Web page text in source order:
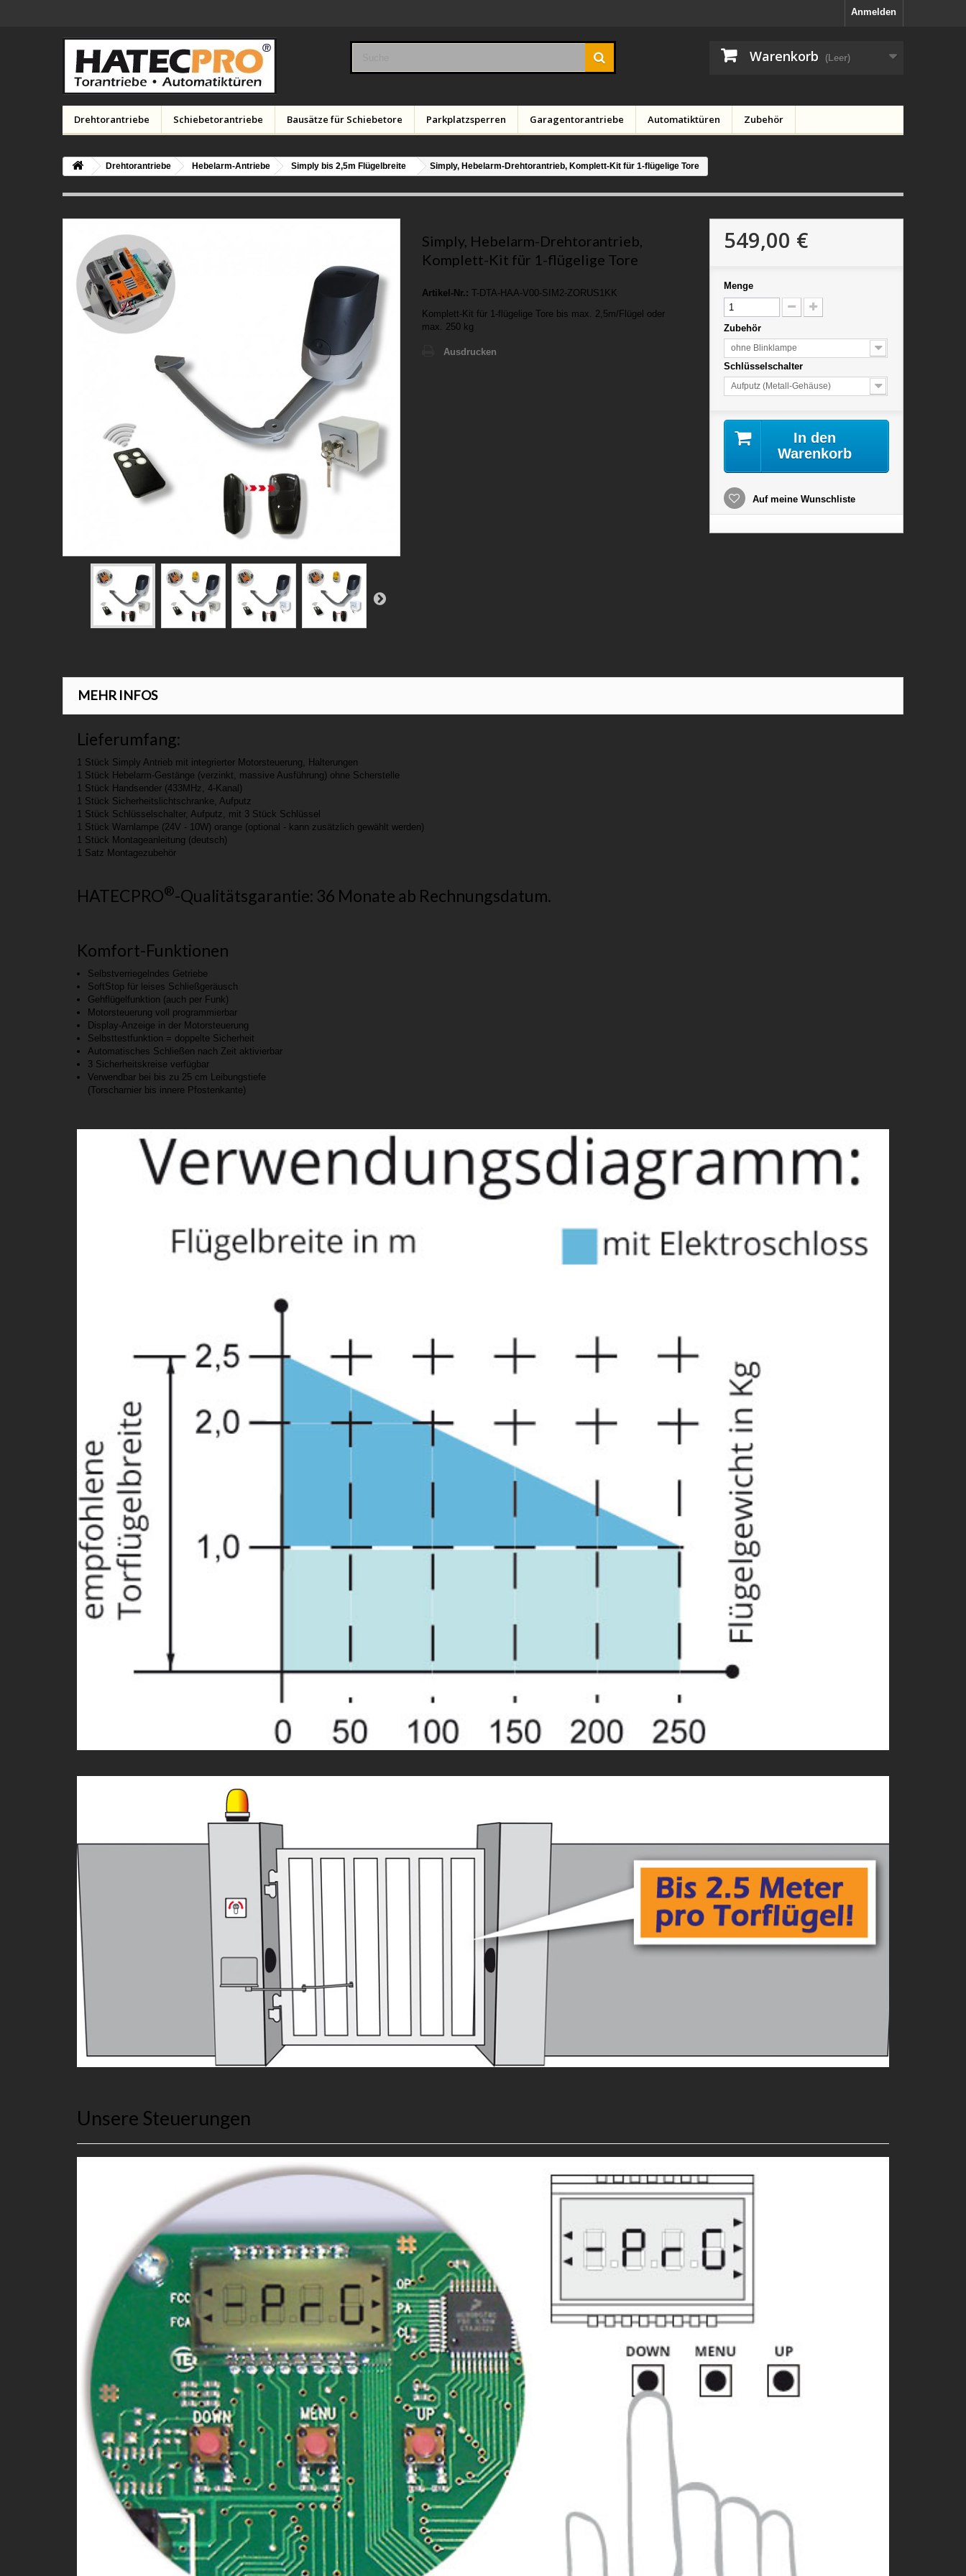
Anmelden
Warenkorb (Leer)
Drehtorantriebe Schiebetorantriebe Bausätze für Schiebetore Parkplatzsperren Garagentorantriebe Automatiktüren Zubehör
Drehtorantriebe Hebelarm-Antriebe Simply bis 2,5m Flügelbreite Simply, Hebelarm-Drehtorantrieb, Komplett-Kit für 1-flügelige Tore
Simply, Hebelarm-Drehtorantrieb,
Komplett-Kit für 1-flügelige Tore
Artikel-Nr.: T-DTA-HAA-V00-SIM2-ZORUS1KK
Komplett-Kit für 1-flügelige Tore bis max. 2,5m/Flügel oder
max. 250 kg
Ausdrucken
549,00 €
Menge
Zubehör
ohne Blinklampe
Schlüsselschalter
Aufputz (Metall-Gehäuse)
In den
Warenkorb
Auf meine Wunschliste
MEHR INFOS
Lieferumfang:
1 Stück Simply Antrieb mit integrierter Motorsteuerung, Halterungen
1 Stück Hebelarm-Gestänge (verzinkt, massive Ausführung) ohne Scherstelle
1 Stück Handsender (433MHz, 4-Kanal)
1 Stück Sicherheitslichtschranke, Aufputz
1 Stück Schlüsselschalter, Aufputz, mit 3 Stück Schlüssel
1 Stück Warnlampe (24V - 10W) orange (optional - kann zusätzlich gewählt werden)
1 Stück Montageanleitung (deutsch)
1 Satz Montagezubehör
HATECPRO®-Qualitätsgarantie: 36 Monate ab Rechnungsdatum.
Komfort-Funktionen
Selbstverriegelndes Getriebe
SoftStop für leises Schließgeräusch
Gehflügelfunktion (auch per Funk)
Motorsteuerung voll programmierbar
Display-Anzeige in der Motorsteuerung
Selbsttestfunktion = doppelte Sicherheit
Automatisches Schließen nach Zeit aktivierbar
3 Sicherheitskreise verfügbar
Verwendbar bei bis zu 25 cm Leibungstiefe
(Torscharnier bis innere Pfostenkante)
Unsere Steuerungen